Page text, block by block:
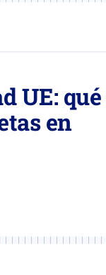
UE: qué
en